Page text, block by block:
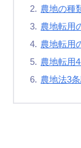
農地の種
農地転用
農地転用
農地転用
農地法3